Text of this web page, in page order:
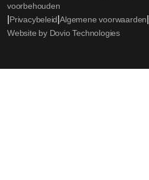
voorbehouden
Privacybeleid |Algemene voorwaarden
Website by Dovio Technologies